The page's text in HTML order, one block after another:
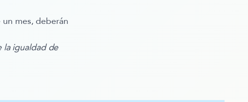
mes, deberán
la igualdad de